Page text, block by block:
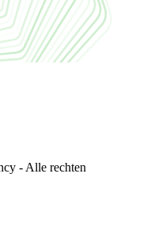
- Alle rechten